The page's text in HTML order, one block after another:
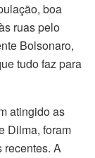
boa
ruas pelo
Bolsonaro,
tudo faz para
atingido as
Dilma, foram
recentes. A